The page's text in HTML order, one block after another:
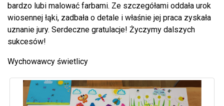
bardzo lubi malować farbami. Ze szczegółami oddała urok
wiosennej łąki, zadbała o detale i właśnie jej praca zyskała
uznanie jury. Serdeczne gratulacje! Życzymy dalszych
sukcesów!
Wychowawcy świetlicy